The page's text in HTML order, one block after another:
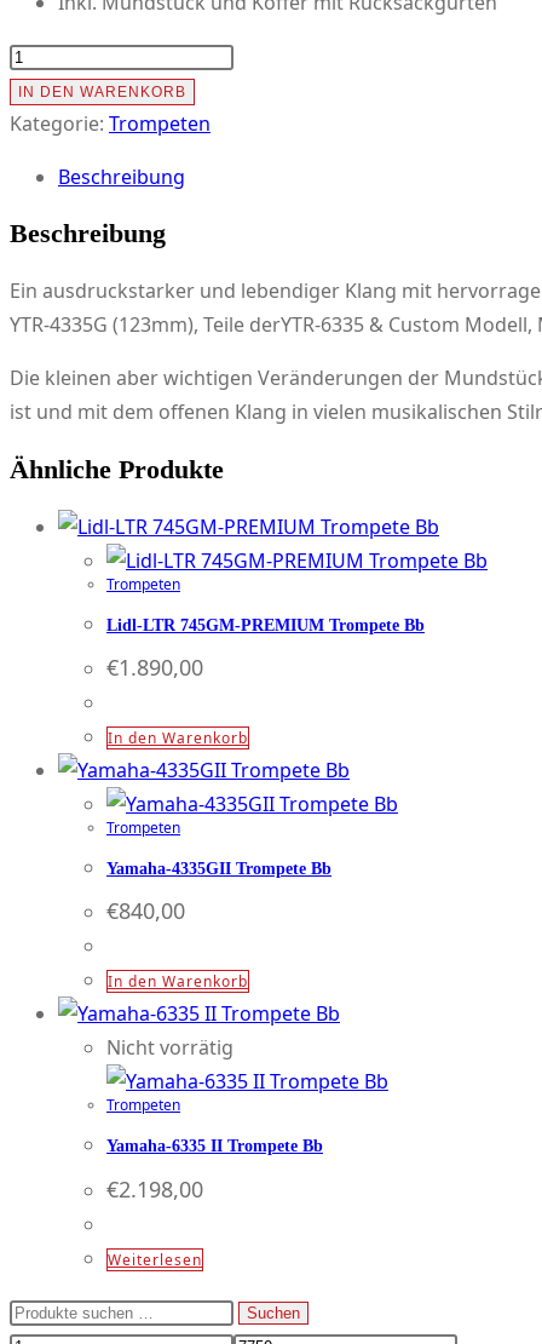
Yamaha-
5335GII
Trompete
Menge
IN DEN WARENKORB
Kategorie: Trompeten
Beschreibung
Beschreibung
Ein ausdruckstarker und lebendiger Klang mit
YTR-4335G (123mm), Teile derYTR-6335 & Custom
Die kleinen aber wichtigen Veränderungen der
ist und mit dem offenen Klang in vielen musikalischen
Ähnliche Produkte
Trompeten
Lidl-LTR 745GM-PREMIUM Trompete Bb
€1.890,00
In den Warenkorb
Trompeten
Yamaha-4335GII Trompete Bb
€840,00
In den Warenkorb
Nicht vorrätig
Trompeten
Yamaha-6335 II Trompete Bb
€2.198,00
Weiterlesen
Suchen
Suchen